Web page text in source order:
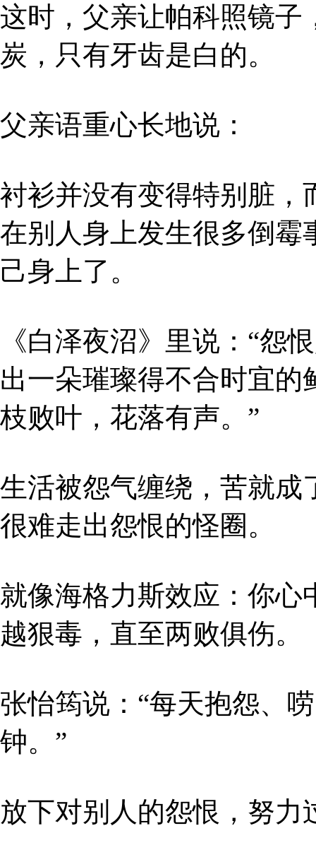
这时，父亲让帕科照镜子
炭，只有牙齿是白的。
父亲语重心长地说：
衬衫并没有变得特别脏，
在别人身上发生很多倒霉
己身上了。
《白泽夜沼》里说：“怨
出一朵璀璨得不合时宜
枝败叶，花落有声。”
生活被怨气缠绕，苦就成
很难走出怨恨的怪圈。
就像海格力斯效应：你心
越狠毒，直至两败俱伤。
张怡筠说：“每天抱怨、
钟。”
放下对别人的怨恨，努力